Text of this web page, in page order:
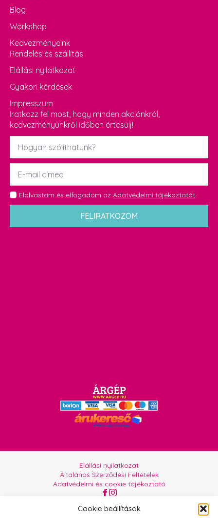
Cookie beállítások
Blog
Workshop
Kedvezményeink
Rendelés és szállítás
Elállási nyilatkozat
Gyakori kérdések
Impresszum
Iratkozz fel most, hogy minden akciónkról,
kedvezményünkről időben értesülj!
Név
Email
GDPR
*
Elolvastam és elfogadom az Adatvédelmi tájékoztatót.
FELIRATKOZOM
Elállási nyilatkozat
Általános Szerződési Feltételek
Adatvédelmi és cookie tájékoztató